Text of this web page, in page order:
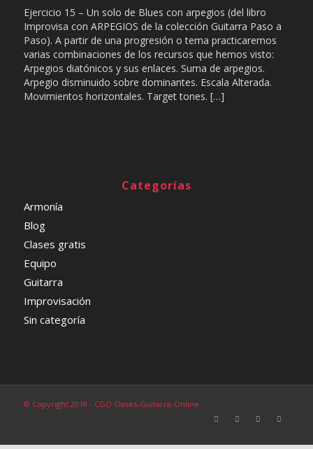
Ejercicio 15 – Un solo de Blues con arpegios (del libro
Improvisa con ARPEGIOS de la colección Guitarra Paso a
Paso). A partir de una progresión o tema practicaremos
varias combinaciones de los recursos que hemos visto:
Arpegios diatónicos y sus enlaces. Suma de arpegios.
Arpegio disminuido sobre dominantes. Escala Alterada.
Movimientos horizontales. Target tones. […]
Categorías
Armonía
Blog
Clases gratis
Equipo
Guitarra
Improvisación
Sin categoría
© Copyright 2018 - CGO Clases-Guitarra-Online